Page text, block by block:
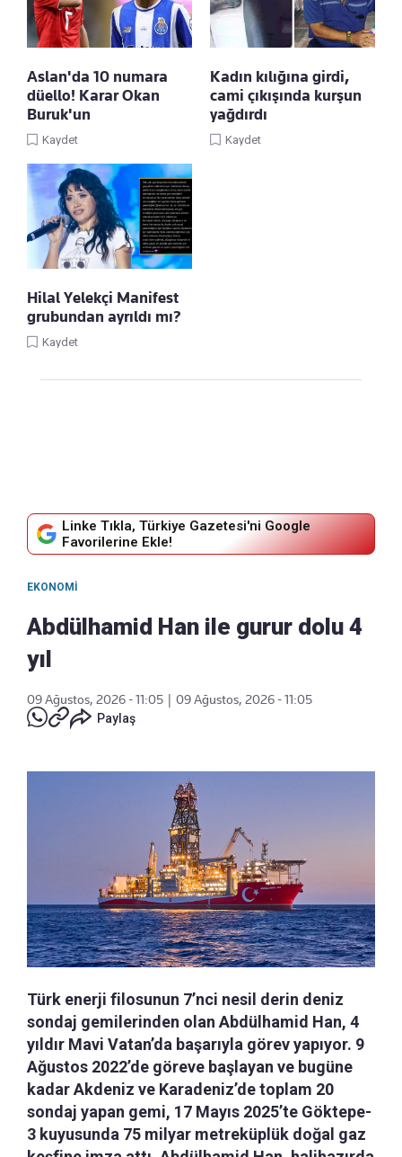
Aslan'da 10 numara
düello! Karar Okan
Buruk'un
Kaydet
Kadın kılığına girdi,
cami çıkışında kurşun
yağdırdı
Kaydet
Hilal Yelekçi Manifest
grubundan ayrıldı mı?
Kaydet
Linke Tıkla, Türkiye Gazetesi'ni Google
Favorilerine Ekle!
EKONOMI
Abdülhamid Han ile gurur dolu 4
yıl
09 Ağustos, 2026 - 11:05
09 Ağustos, 2026 - 11:05
Paylaş
Türk enerji filosunun 7’nci nesil derin deniz
sondaj gemilerinden olan Abdülhamid Han, 4
yıldır Mavi Vatan’da başarıyla görev yapıyor. 9
Ağustos 2022’de göreve başlayan ve bugüne
kadar Akdeniz ve Karadeniz’de toplam 20
sondaj yapan gemi, 17 Mayıs 2025’te Göktepe-
3 kuyusunda 75 milyar metreküplük doğal gaz